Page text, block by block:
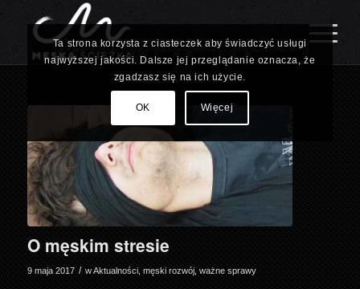
O męskim stresie
9 maja 2017 / wAktualności, męski rozwój, ważne sprawy
Ta strona korzysta z ciasteczek aby świadczyć usługi
najwyższej jakości. Dalsze jej przeglądanie oznacza, że
zgadzasz się na ich użycie.
OK Więcej